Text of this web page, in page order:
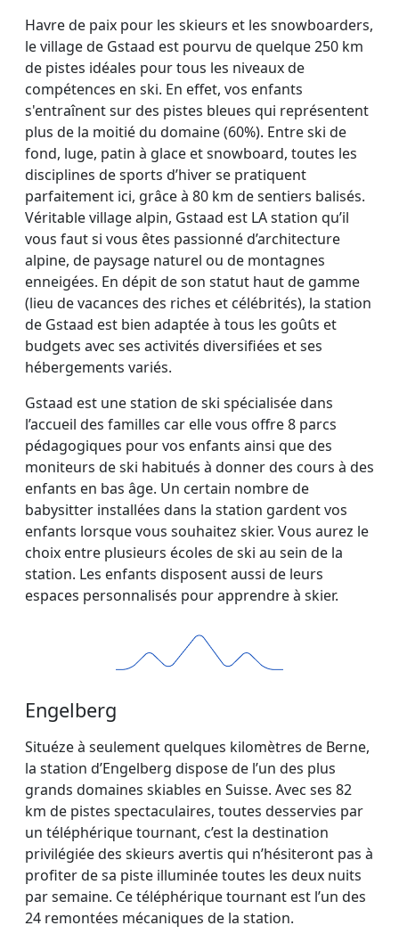
Havre de paix pour les skieurs et les snowboarders,
le village de Gstaad est pourvu de quelque 250 km
de pistes idéales pour tous les niveaux de
compétences en ski. En effet, vos enfants
s'entraînent sur des pistes bleues qui représentent
plus de la moitié du domaine (60%). Entre ski de
fond, luge, patin à glace et snowboard, toutes les
disciplines de sports d’hiver se pratiquent
parfaitement ici, grâce à 80 km de sentiers balisés.
Véritable village alpin, Gstaad est LA station qu’il
vous faut si vous êtes passionné d’architecture
alpine, de paysage naturel ou de montagnes
enneigées. En dépit de son statut haut de gamme
(lieu de vacances des riches et célébrités), la station
de Gstaad est bien adaptée à tous les goûts et
budgets avec ses activités diversifiées et ses
hébergements variés.
Gstaad est une station de ski spécialisée dans
l’accueil des familles car elle vous offre 8 parcs
pédagogiques pour vos enfants ainsi que des
moniteurs de ski habitués à donner des cours à des
enfants en bas âge. Un certain nombre de
babysitter installées dans la station gardent vos
enfants lorsque vous souhaitez skier. Vous aurez le
choix entre plusieurs écoles de ski au sein de la
station. Les enfants disposent aussi de leurs
espaces personnalisés pour apprendre à skier.
Engelberg
Situéze à seulement quelques kilomètres de Berne,
la station d’Engelberg dispose de l’un des plus
grands domaines skiables en Suisse. Avec ses 82
km de pistes spectaculaires, toutes desservies par
un téléphérique tournant, c’est la destination
privilégiée des skieurs avertis qui n’hésiteront pas à
profiter de sa piste illuminée toutes les deux nuits
par semaine. Ce téléphérique tournant est l’un des
24 remontées mécaniques de la station.